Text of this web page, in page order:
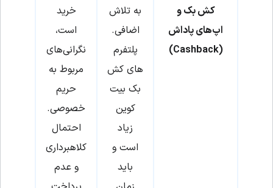
کش بک و
اپ‌های پاداش
(Cashback)
به تلاش
اضافی.
پلتفرم
های کش
بک بیت
کوین
زیاد
است و
باید
خرید
است،
نگرانی‌های
مربوط به
حریم
خصوصی.
احتمال
کلاهبرداری
و عدم